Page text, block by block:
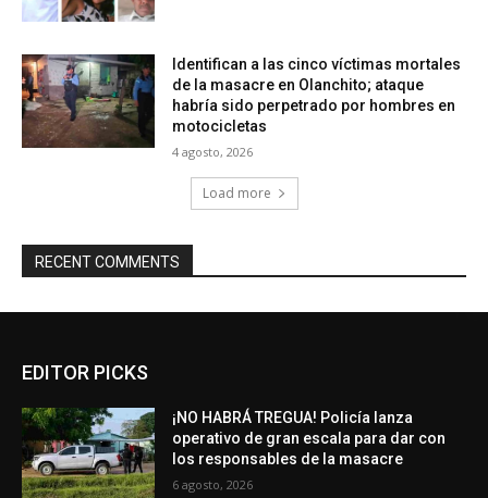
Identifican a las cinco víctimas mortales
de la masacre en Olanchito; ataque
habría sido perpetrado por hombres en
motocicletas
4 agosto, 2026
Load more
RECENT COMMENTS
EDITOR PICKS
¡NO HABRÁ TREGUA! Policía lanza
operativo de gran escala para dar con
los responsables de la masacre
6 agosto, 2026